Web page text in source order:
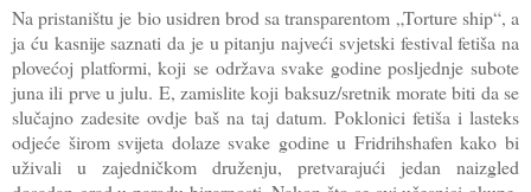
Na pristaništu je bio usidren brod sa transparentom „Torture ship“, a
ja ću kasnije saznati da je u pitanju najveći svjetski festival fetiša na
plovećoj platformi, koji se održava svake godine posljednje subote
juna ili prve u julu. E, zamislite koji baksuz/sretnik morate biti da se
slučajno zadesite ovdje baš na taj datum. Poklonici fetiša i lasteks
odjeće širom svijeta dolaze svake godine u Fridrihshafen kako bi
uživali u zajedničkom druženju, pretvarajući jedan naizgled